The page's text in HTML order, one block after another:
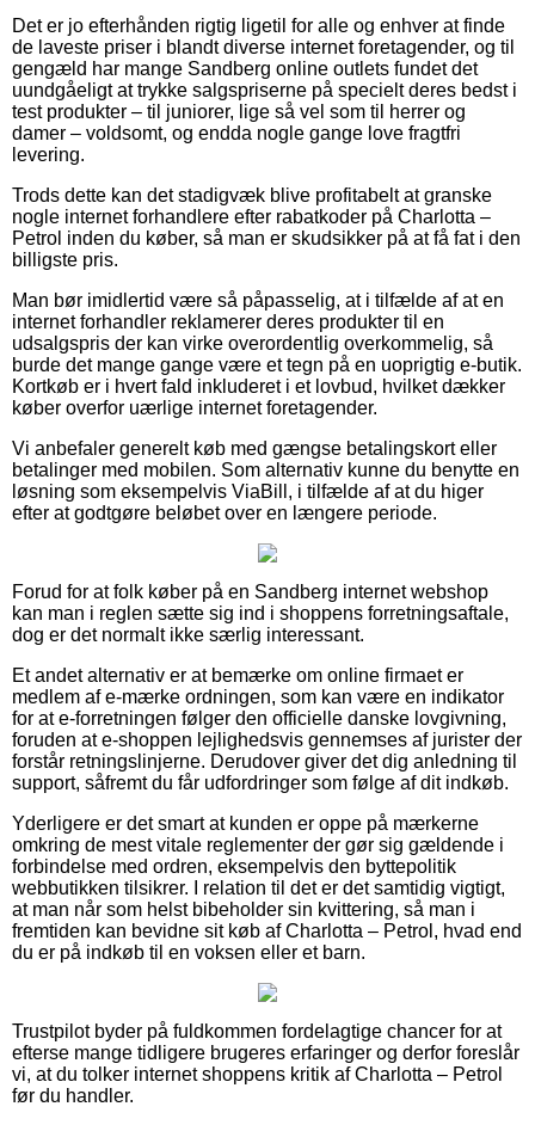
Det er jo efterhånden rigtig ligetil for alle og enhver at finde
de laveste priser i blandt diverse internet foretagender, og til
gengæld har mange Sandberg online outlets fundet det
uundgåeligt at trykke salgspriserne på specielt deres bedst i
test produkter – til juniorer, lige så vel som til herrer og
damer – voldsomt, og endda nogle gange love fragtfri
levering.
Trods dette kan det stadigvæk blive profitabelt at granske
nogle internet forhandlere efter rabatkoder på Charlotta –
Petrol inden du køber, så man er skudsikker på at få fat i den
billigste pris.
Man bør imidlertid være så påpasselig, at i tilfælde af at en
internet forhandler reklamerer deres produkter til en
udsalgspris der kan virke overordentlig overkommelig, så
burde det mange gange være et tegn på en uoprigtig e-butik.
Kortkøb er i hvert fald inkluderet i et lovbud, hvilket dækker
køber overfor uærlige internet foretagender.
Vi anbefaler generelt køb med gængse betalingskort eller
betalinger med mobilen. Som alternativ kunne du benytte en
løsning som eksempelvis ViaBill, i tilfælde af at du higer
efter at godtgøre beløbet over en længere periode.
Forud for at folk køber på en Sandberg internet webshop
kan man i reglen sætte sig ind i shoppens forretningsaftale,
dog er det normalt ikke særlig interessant.
Et andet alternativ er at bemærke om online firmaet er
medlem af e-mærke ordningen, som kan være en indikator
for at e-forretningen følger den officielle danske lovgivning,
foruden at e-shoppen lejlighedsvis gennemses af jurister der
forstår retningslinjerne. Derudover giver det dig anledning til
support, såfremt du får udfordringer som følge af dit indkøb.
Yderligere er det smart at kunden er oppe på mærkerne
omkring de mest vitale reglementer der gør sig gældende i
forbindelse med ordren, eksempelvis den byttepolitik
webbutikken tilsikrer. I relation til det er det samtidig vigtigt,
at man når som helst bibeholder sin kvittering, så man i
fremtiden kan bevidne sit køb af Charlotta – Petrol, hvad end
du er på indkøb til en voksen eller et barn.
Trustpilot byder på fuldkommen fordelagtige chancer for at
efterse mange tidligere brugeres erfaringer og derfor foreslår
vi, at du tolker internet shoppens kritik af Charlotta – Petrol
før du handler.